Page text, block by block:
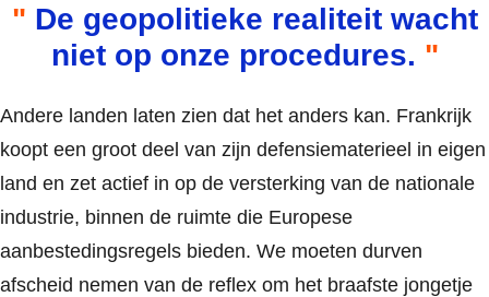
De geopolitieke realiteit wacht
niet op onze procedures.
Andere landen laten zien dat het anders kan. Frankrijk
koopt een groot deel van zijn defensiematerieel in eigen
land en zet actief in op de versterking van de nationale
industrie, binnen de ruimte die Europese
aanbestedingsregels bieden. We moeten durven
afscheid nemen van de reflex om het braafste jongetje